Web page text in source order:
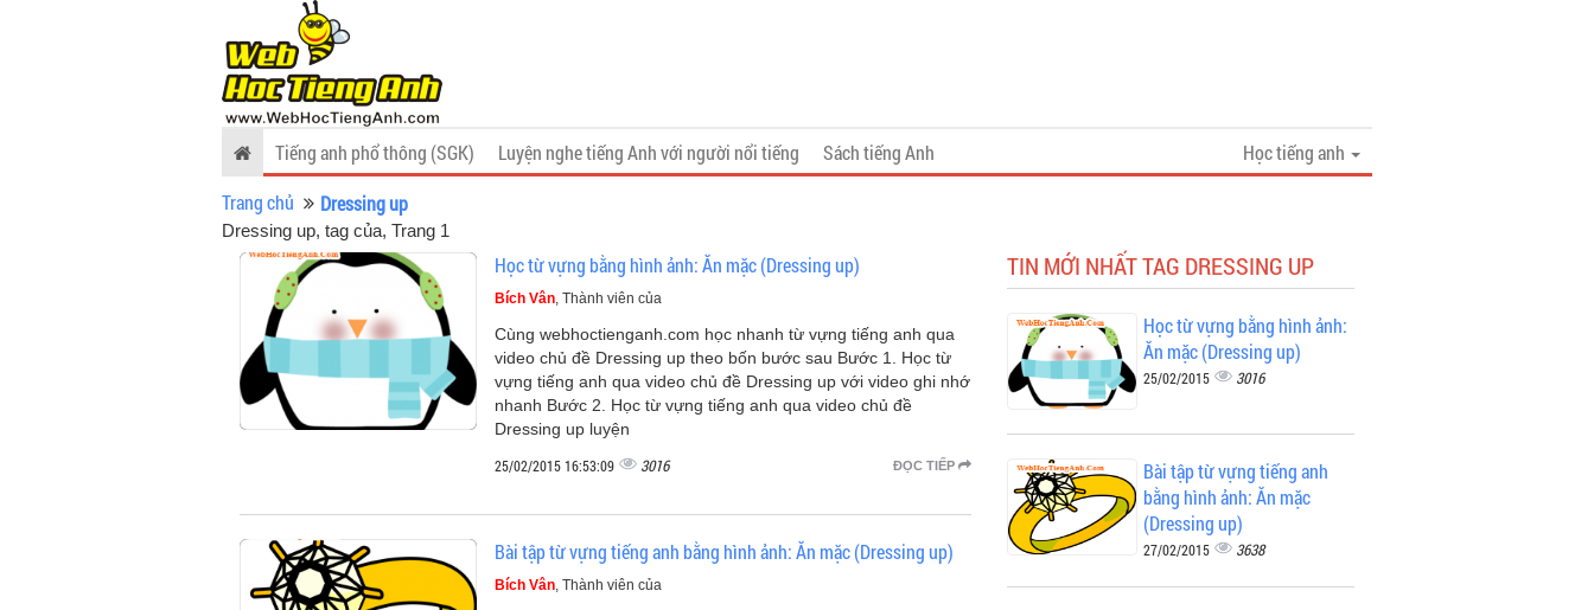
Tiếng anh phổ thông (SGK) Luyện nghe tiếng Anh với người nổi tiếng Sách tiếng Anh
Học tiếng anh
Trang chủ
Dressing up
Dressing up, tag của, Trang 1
Học từ vựng bằng hình ảnh: Ăn mặc (Dressing up)
Bích Vân, Thành viên của
Cùng webhoctienganh.com học nhanh từ vựng tiếng anh qua
video chủ đề Dressing up theo bốn bước sau Bước 1. Học từ
vựng tiếng anh qua video chủ đề Dressing up với video ghi nhớ
nhanh Bước 2. Học từ vựng tiếng anh qua video chủ đề
Dressing up luyện
ĐỌC TIẾP
25/02/2015 16:53:09 3016
Bài tập từ vựng tiếng anh bằng hình ảnh: Ăn mặc (Dressing up)
Bích Vân, Thành viên của
TIN MỚI NHẤT TAG DRESSING UP
Học từ vựng bằng hình ảnh:
Ăn mặc (Dressing up)
25/02/2015 3016
Bài tập từ vựng tiếng anh
bằng hình ảnh: Ăn mặc
(Dressing up)
27/02/2015 3638